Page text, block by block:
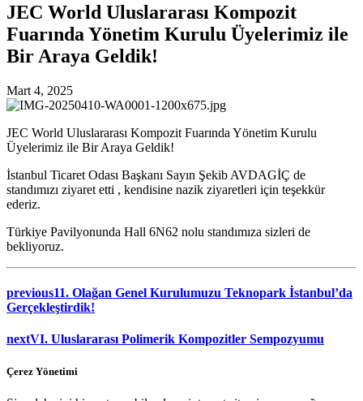
JEC World Uluslararası Kompozit
Fuarında Yönetim Kurulu Üyelerimiz ile
Bir Araya Geldik!
Mart 4, 2025
JEC World Uluslararası Kompozit Fuarında Yönetim Kurulu
Üyelerimiz ile Bir Araya Geldik!
İstanbul Ticaret Odası Başkanı Sayın Şekib AVDAGİÇ de
standımızı ziyaret etti , kendisine nazik ziyaretleri için teşekkür
ederiz.
Türkiye Pavilyonunda Hall 6N62 nolu standımıza sizleri de
bekliyoruz.
previous11. Olağan Genel Kurulumuzu Teknopark İstanbul’da
Gerçekleştirdik!
nextVI. Uluslararası Polimerik Kompozitler Sempozyumu
Çerez Yönetimi